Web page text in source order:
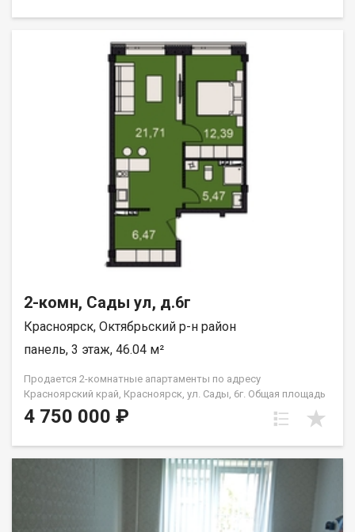
2-комн, Сады ул, д.6г
Красноярск, Октябрьский р-н район
панель, 3 этаж, 46.04 м²
Продается 2-комнатные апартаменты по адресу
Красноярский край, Красноярск, ул. Сады, 6г. Общая площадь
квартиры — 46,04 кв.м., Апартаменты предлагаются как
универсальный вид недвижимости: - для собственного
бизнеса. В экологически чистом районе. Возможна ипотека.
4 750 000 ₽